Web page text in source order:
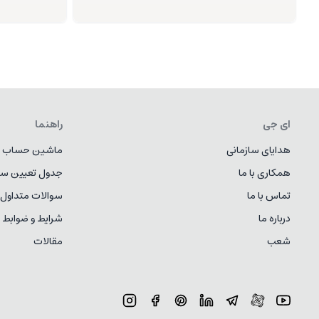
ای جی
هدایای سازمانی
همکاری با ما
تماس با ما
درباره ما
شعب
راهنما
ماشین حساب
جدول تعیین
سوالات متداول
شرایط و ضوابط
مقالات